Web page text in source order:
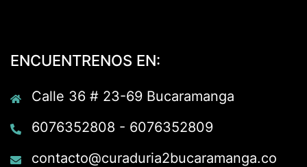
ENCUENTRENOS EN:
Calle 36 # 23-69 Bucaramanga
6076352808 - 6076352809
contacto@curaduria2bucaramanga.co